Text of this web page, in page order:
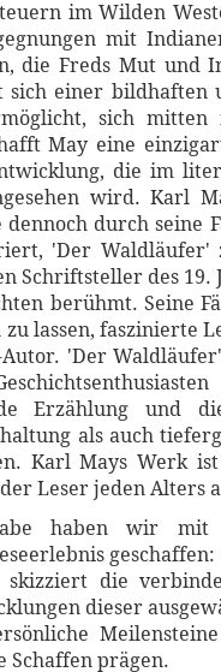
im Wilden
mit
die Freds Mut und
sich einer bildhaften
sich
May eine
die im
wird. Karl
durch seine
'Der Waldläufer'
Schriftsteller des
berühmt. Seine
lassen, faszinierte
'Der
Erzählung und
als auch
Karl Mays Werk
Leser jeden Alters
haben wir mit
geschaffen:
die
dieser
Schaffen prägen.